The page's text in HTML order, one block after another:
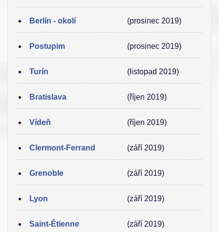
Berlín - okolí (prosinec 2019)
Postupim (prosinec 2019)
Turín (listopad 2019)
Bratislava (říjen 2019)
Vídeň (říjen 2019)
Clermont-Ferrand (září 2019)
Grenoble (září 2019)
Lyon (září 2019)
Saint-Étienne (září 2019)